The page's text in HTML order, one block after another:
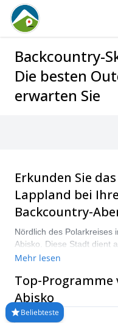
Backcountry-
Die besten
erwarten Sie
Erkunden Sie
Lappland bei
Backcountry-
Nördlich des Polarkreises
Abisko. Diese Stadt dient
Backcountry-Gebiete
finden Sie hier alle Arten
Mehr lesen
Top-
Abisko
Beliebteste